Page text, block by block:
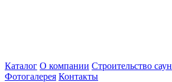
Каталог О компании Строительство саун
Фотогалерея Контакты